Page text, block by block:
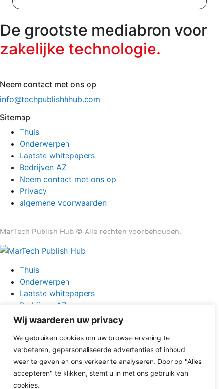
Wij waarderen uw privacy
We gebruiken cookies om uw browse-ervaring te
verbeteren, gepersonaliseerde advertenties of inhoud
weer te geven en ons verkeer te analyseren. Door op "Alles
accepteren" te klikken, stemt u in met ons gebruik van
cookies.
De grootste mediabron voor
zakelijke technologie.
Neem contact met ons op
info@techpublishhhub.com
Sitemap
Thuis
Onderwerpen
Laatste whitepapers
Bedrijven AZ
Neem contact met ons op
Privacy
algemene voorwaarden
MarTech Publish Hub © Alle rechten voorbehouden.
Thuis
Onderwerpen
Laatste whitepapers
Bedrijven AZ
Neem contact met ons op
info@techpublishhub.com